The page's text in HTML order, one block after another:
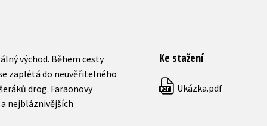
východ. Během cesty
zaplétá do neuvěřitelného
drog. Faraonovy
nejbláznivějších
Ke stažení
PDF Ukázka.pdf